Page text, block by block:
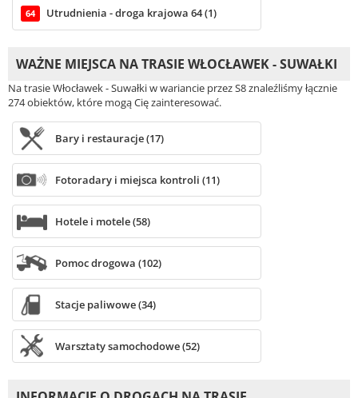
64 Utrudnienia - droga krajowa 64 (1)
WAŻNE MIEJSCA NA TRASIE WŁOCŁAWEK - SUWAŁKI
Na trasie Włocławek - Suwałki w wariancie przez S8 znaleźliśmy łącznie
274 obiektów, które mogą Cię zainteresować.
Bary i restauracje (17)
Fotoradary i miejsca kontroli (11)
Hotele i motele (58)
Pomoc drogowa (102)
Stacje paliwowe (34)
Warsztaty samochodowe (52)